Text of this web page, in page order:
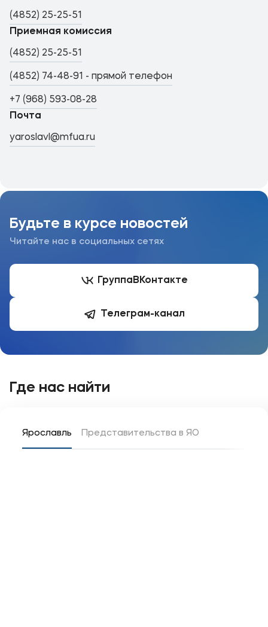
(4852) 25-25-51
Приемная комиссия
(4852) 25-25-51
(4852) 74-48-91 - прямой телефон
+7 (968) 593-08-28
Почта
yaroslavl@mfua.ru
Будьте в курсе новостей
Читайте нас в социальных сетях
Группа ВКонтакте
Телеграм-канал
Где нас найти
Ярославль Представительства в ЯО